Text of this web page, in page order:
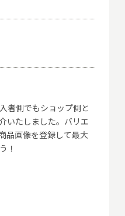
者側でもショップ側と
いたしました。バリエ
品画像を登録して最大
！